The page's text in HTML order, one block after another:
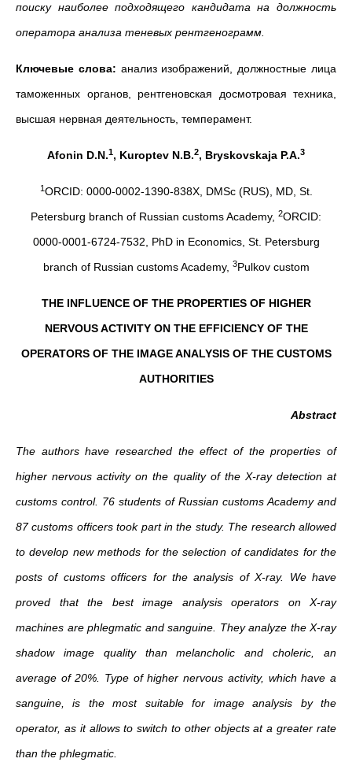
поиску наиболее подходящего кандидата на должность
оператора анализа теневых рентгенограмм.
Ключевые слова: анализ изображений, должностные лица
таможенных органов, рентгеновская досмотровая техника,
высшая нервная деятельность, темперамент.
Afonin D.N.1, Kuroptev N.B.2, Bryskovskaja P.A.3
1ORCID: 0000-0002-1390-838X, DMSc (RUS), MD, St.
Petersburg branch of Russian customs Academy, 2ORCID:
0000-0001-6724-7532, PhD in Economics, St. Petersburg
branch of Russian customs Academy, 3Pulkov custom
THE INFLUENCE OF THE PROPERTIES OF HIGHER
NERVOUS ACTIVITY ON THE EFFICIENCY OF THE
OPERATORS OF THE IMAGE ANALYSIS OF THE CUSTOMS
AUTHORITIES
Abstract
The authors have researched the effect of the properties of
higher nervous activity on the quality of the X-ray detection at
customs control. 76 students of Russian customs Academy and
87 customs officers took part in the study. The research allowed
to develop new methods for the selection of candidates for the
posts of customs officers for the analysis of X-ray. We have
proved that the best image analysis operators on X-ray
machines are phlegmatic and sanguine. They analyze the X-ray
shadow image quality than melancholic and choleric, an
average of 20%. Type of higher nervous activity, which have a
sanguine, is the most suitable for image analysis by the
operator, as it allows to switch to other objects at a greater rate
than the phlegmatic.